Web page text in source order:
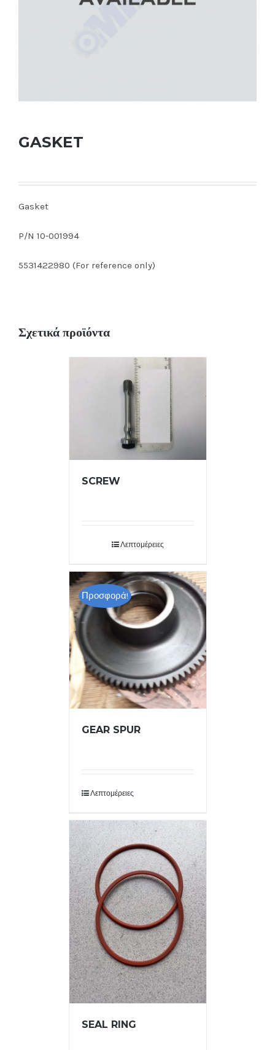
GASKET
Gasket
P/N 10-001994
5531422980 (For reference only)
Σχετικά προϊόντα
SCREW
Λεπτομέρειες
Προσφορά!
GEAR SPUR
Λεπτομέρειες
SEAL RING